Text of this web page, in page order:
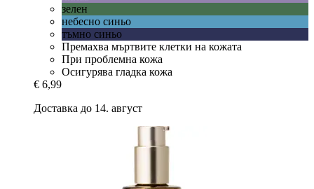
зелен
небесно синьо
тъмно синьо
Премахва мъртвите клетки на кожата
При проблемна кожа
Осигурява гладка кожа
€ 6,99
Доставка до 14. август